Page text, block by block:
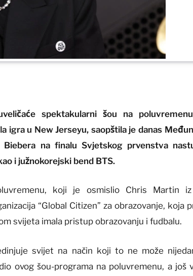
spektakularni šou na
igra u New Jerseyu, saopštila je danas
Biebera na finalu Svjetskog prvenstva
i južnokorejski bend BTS.
koji je osmislio Chris Martin
“Global Citizen” za obrazovanje, koja
svijeta imala pristup obrazovanju i fudbalu.
svijet na način koji to ne može
ovog šou-programa na poluvremenu, a još